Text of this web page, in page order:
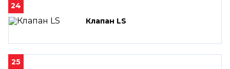
24
Клапан LS
25